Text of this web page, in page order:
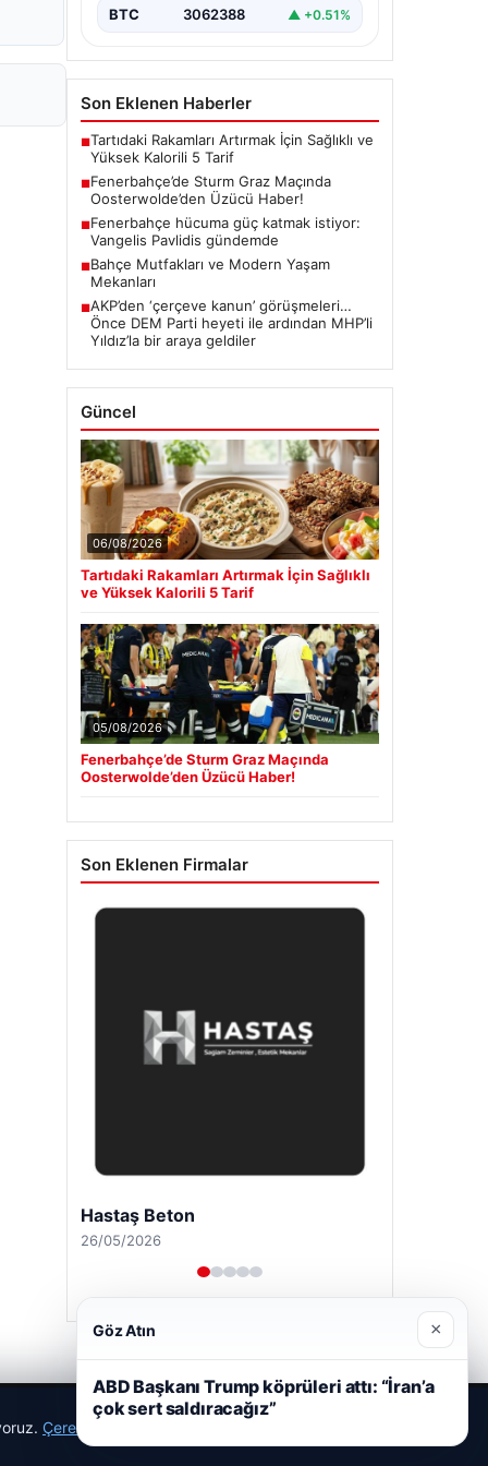
BTC 3062388 ▲ +0.51%
Son Eklenen Haberler
■Tartıdaki Rakamları Artırmak İçin Sağlıklı ve
Yüksek Kalorili 5 Tarif
■Fenerbahçe’de Sturm Graz Maçında
Oosterwolde’den Üzücü Haber!
■Fenerbahçe hücuma güç katmak istiyor:
Vangelis Pavlidis gündemde
■Bahçe Mutfakları ve Modern Yaşam
Mekanları
■AKP’den ‘çerçeve kanun’ görüşmeleri…
Önce DEM Parti heyeti ile ardından MHP’li
Yıldız’la bir araya geldiler
Güncel
06/08/2026
Tartıdaki Rakamları Artırmak İçin Sağlıklı
ve Yüksek Kalorili 5 Tarif
05/08/2026
Fenerbahçe’de Sturm Graz Maçında
Oosterwolde’den Üzücü Haber!
Son Eklenen Firmalar
Hastaş Beton
26/05/2026
Çerez Politikamız
Göz Atın ×
ABD Başkanı Trump köprüleri attı: “İran’a
çok sert saldıracağız”